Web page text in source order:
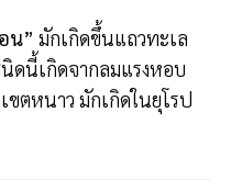
น” มักเกิดขึ้นแถวทะเล
ดนี้เกิดจากลมแรงหอบ
ขตหนาว มักเกิดในยุโรป